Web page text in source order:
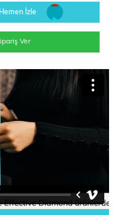
Hemen İzle
Ver